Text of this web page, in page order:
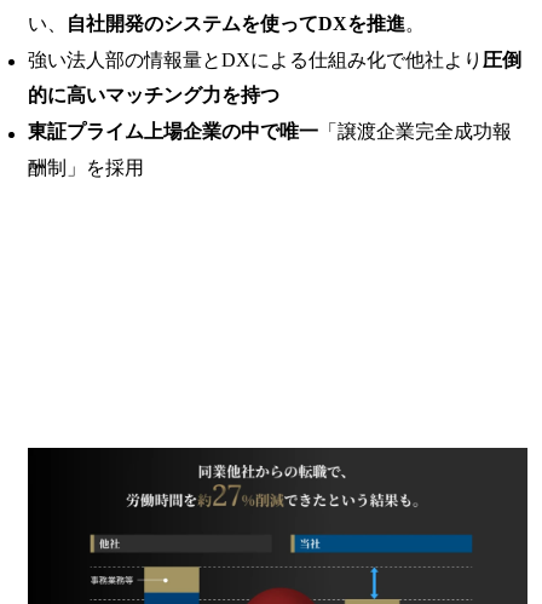
い、
自社開発のシステムを使ってDXを推進。
強い法人部の情報量とDXによる仕組み化で他社より 圧倒
的に高いマッチング力を持つ
東証プライム上場企業の中で唯一 「譲渡企業完全成功報
酬制」を採用